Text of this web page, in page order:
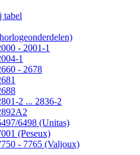
tabel
- 2001-1
1
- 2678
2 ... 2836-2
6498 (Unitas)
(Peseux)
- 7765 (Valjoux)